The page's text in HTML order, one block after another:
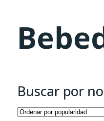
Buscar por